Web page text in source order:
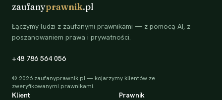
zaufanyprawnik.pl
Łączymy ludzi z zaufanymi prawnikami — z pomocą AI, z
poszanowaniem prawa i prywatności.
+48 786 564 056
© 2026 zaufanyprawnik.pl — kojarzymy klientów ze
zweryfikowanymi prawnikami.
Klient Prawnik